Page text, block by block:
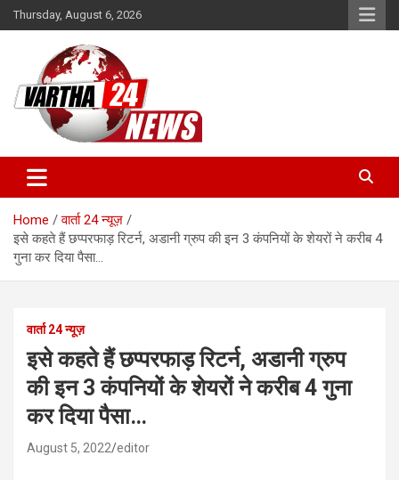
Skip
to
Thursday, August 6, 2026
Vartha 24
Home
वार्ता 24 न्यूज़
इसे कहते हैं छप्परफाड़ रिटर्न, अडानी ग्रुप की इन 3 कंपनियों के शेयरों ने करीब 4
गुना कर दिया पैसा…
वार्ता 24 न्यूज़
इसे कहते हैं छप्परफाड़ रिटर्न, अडानी ग्रुप
की इन 3 कंपनियों के शेयरों ने करीब 4 गुना
कर दिया पैसा…
August 5, 2022 editor